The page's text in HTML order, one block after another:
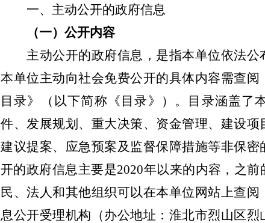
一、主动公开的政府信息
（一）公开内容
主动公开的政府信息，是指本单位依法
本单位主动向社会免费公开的具体内容需查
目录》（以下简称《目录》）。目录涵盖了
件、发展规划、重大决策、资金管理、建设
建议提案、应急预案及监督保障措施等非保密
开的政府信息主要是2020年以来的内容，之
民、法人和其他组织可以在本单位网站上查
息公开受理机构（办公地址：淮北市烈山区